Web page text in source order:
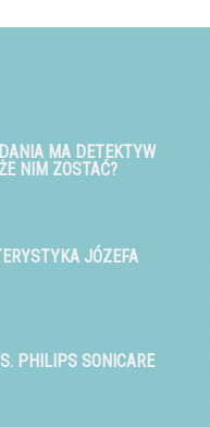
MA DETEKTYW
NIM ZOSTAĆ?
JÓZEFA
PHILIPS SONICARE